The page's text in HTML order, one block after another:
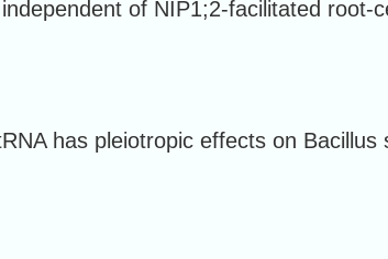
of NIP1;2-facilitated root-
has pleiotropic effects on Bacillus